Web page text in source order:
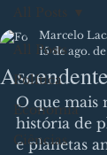
All Posts
Política
Economia
Ciências
All Posts
Marcelo
15 de ago.
O que mais
história de
e planetas